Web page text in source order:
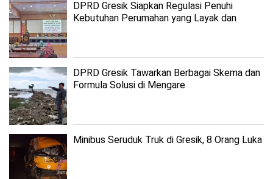
DPRD Gresik Siapkan Regulasi Penuhi
Kebutuhan Perumahan yang Layak dan
DPRD Gresik Tawarkan Berbagai Skema dan
Formula Solusi di Mengare
Minibus Seruduk Truk di Gresik, 8 Orang Luka